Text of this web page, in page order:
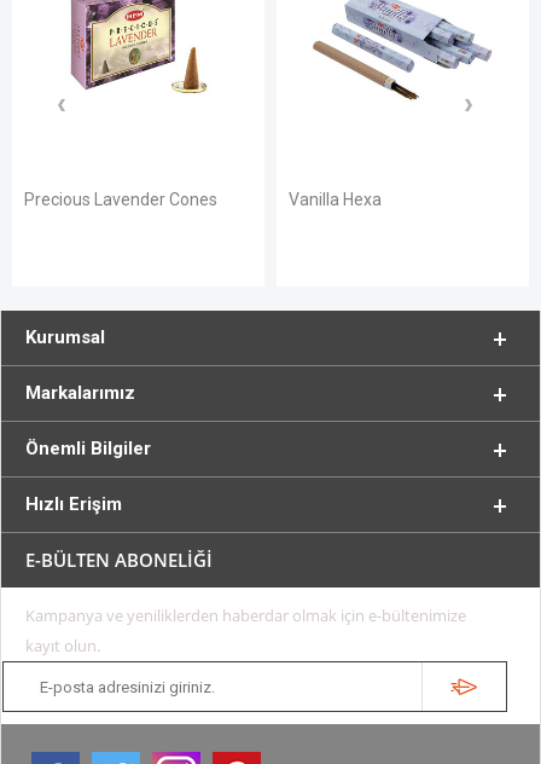
Precious Lavender Cones Vanilla Hexa
Kurumsal
Markalarımız
Önemli Bilgiler
Hızlı Erişim
E-BÜLTEN ABONELİĞİ
Kampanya ve yeniliklerden haberdar olmak için e-bültenimize
kayıt olun.